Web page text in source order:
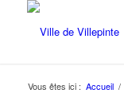
Vous êtes ici : Accueil /